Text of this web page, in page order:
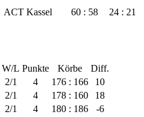
ACT Kassel 60 : 58 24 : 21
W/L Punkte Körbe
Diff.
2/1 4 176 : 166
10
2/1 4 178 : 160
18
2/1 4 180 : 186 -6